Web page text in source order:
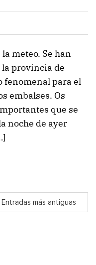
meteo. Se han
la provincia de
fenomenal para el
embalses. Os
que se
noche de ayer
Entradas más antiguas